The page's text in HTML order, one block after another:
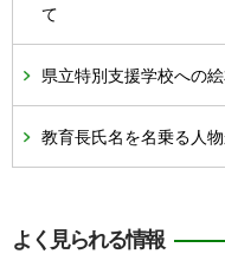
て
県立特別支援学校への
教育長氏名を名乗る人
よく見られる情報